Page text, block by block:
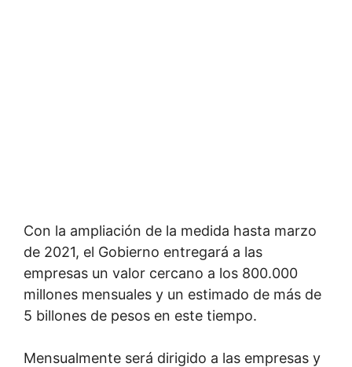
Con la ampliación de la medida hasta marzo
de 2021, el Gobierno entregará a las
empresas un valor cercano a los 800.000
millones mensuales y un estimado de más de
5 billones de pesos en este tiempo.
Mensualmente será dirigido a las empresas y